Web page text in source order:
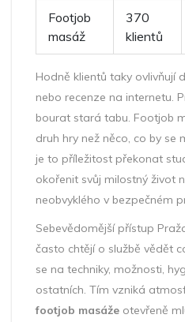
Footjob
masáž
370
klientů
Hodně klientů taky ovlivňují
nebo recenze na internetu.
bourat stará tabu. Footjob
druh hry než něco, co by se
je to příležitost překonat
okořenit svůj milostný život
neobvyklého v bezpečném
Sebevědomější přístup
často chtějí o službě vědět
se na techniky, možnosti,
ostatních. Tím vzniká
footjob masáže otevřeně